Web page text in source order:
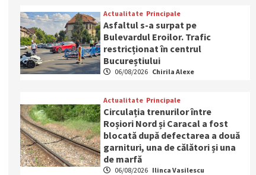
Actualitate Principale
Asfaltul s-a surpat pe
Bulevardul Eroilor. Trafic
restricționat în centrul
Bucureștiului
06/08/2026 Chirila Alexe
Actualitate Principale
Circulația trenurilor între
Roșiori Nord și Caracal a fost
blocată după defectarea a două
garnituri, una de călători și una
de marfă
06/08/2026 Ilinca Vasilescu